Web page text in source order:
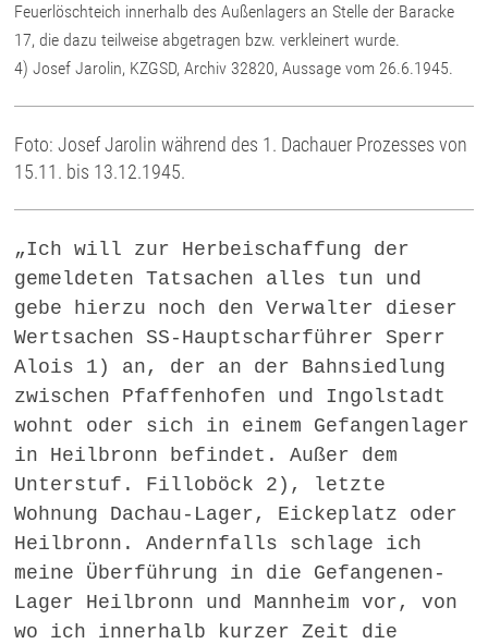
Feuerlöschteich innerhalb des Außenlagers an Stelle der Baracke
17, die dazu teilweise abgetragen bzw. verkleinert wurde.
4) Josef Jarolin, KZGSD, Archiv 32820, Aussage vom 26.6.1945.
Foto: Josef Jarolin während des 1. Dachauer Prozesses von
15.11. bis 13.12.1945.
„Ich will zur Herbeischaffung der
gemeldeten Tatsachen alles tun und
gebe hierzu noch den Verwalter dieser
Wertsachen SS-Hauptscharführer Sperr
Alois 1) an, der an der Bahnsiedlung
zwischen Pfaffenhofen und Ingolstadt
wohnt oder sich in einem Gefangenlager
in Heilbronn befindet. Außer dem
Unterstuf. Filloböck 2), letzte
Wohnung Dachau-Lager, Eickeplatz oder
Heilbronn. Andernfalls schlage ich
meine Überführung in die Gefangenen-
Lager Heilbronn und Mannheim vor, von
wo ich innerhalb kurzer Zeit die